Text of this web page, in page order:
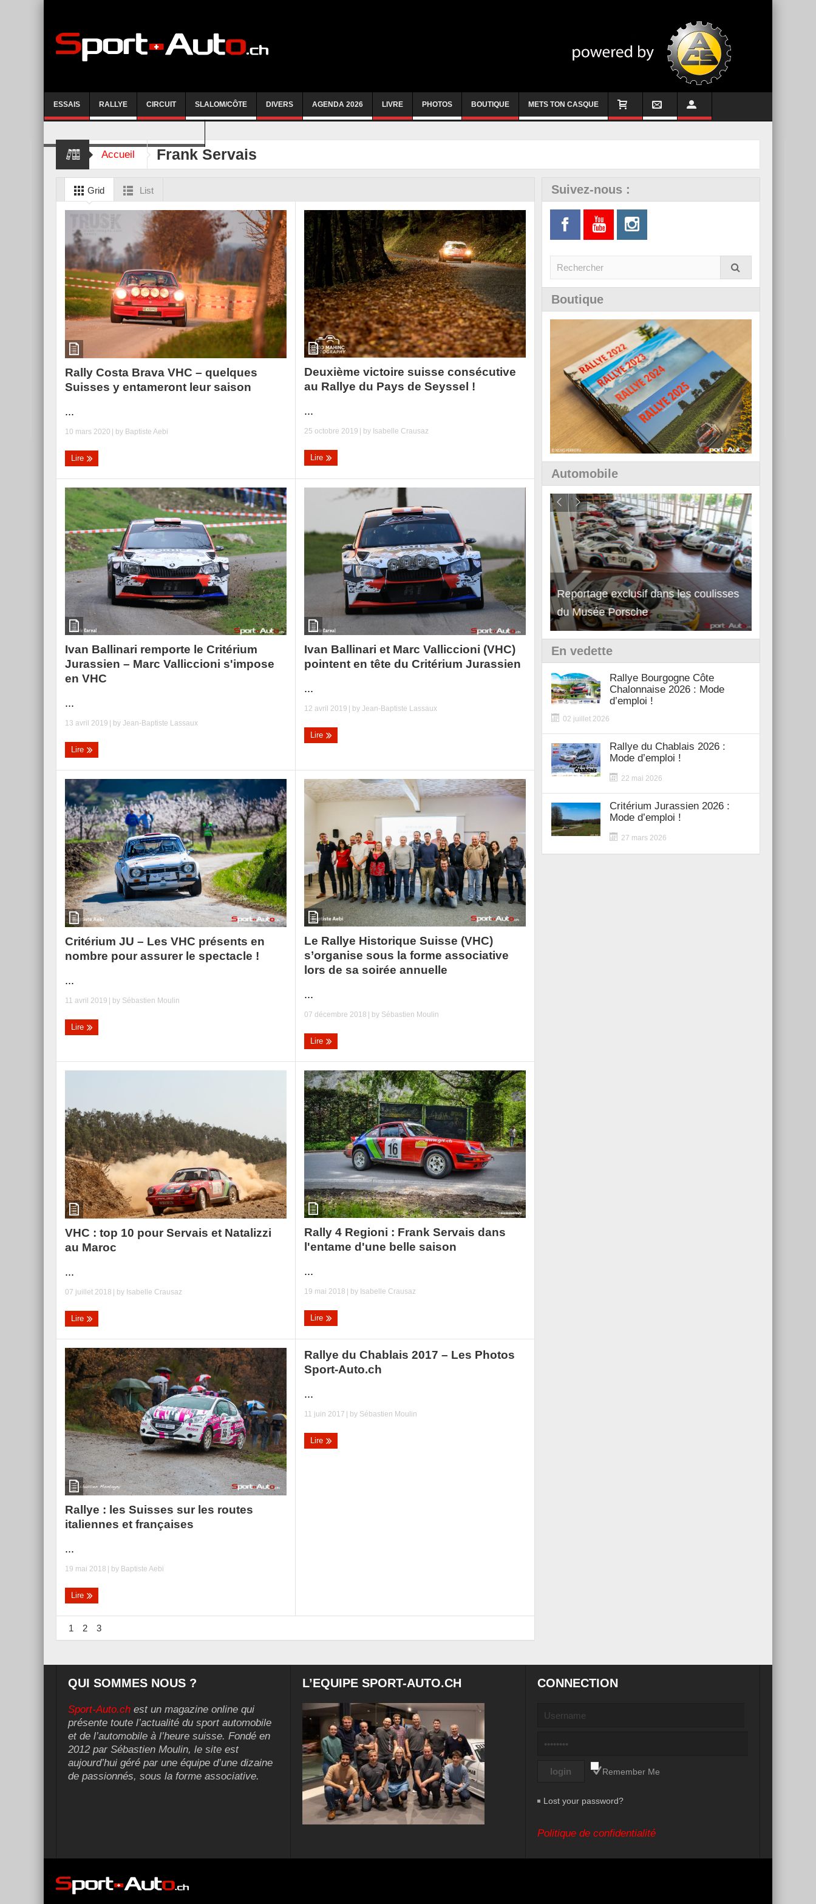
ESSAIS RALLYE CIRCUIT SLALOM/CÔTE DIVERS AGENDA 2026 LIVRE PHOTOS BOUTIQUE METS TON CASQUE
Accueil Frank Servais
Grid List
Rally Costa Brava VHC – quelques
Suisses y entameront leur saison
...
10 mars 2020 | by Baptiste Aebi
Lire
Deuxième victoire suisse consécutive
au Rallye du Pays de Seyssel !
...
25 octobre 2019 | by Isabelle Crausaz
Lire
Ivan Ballinari remporte le Critérium
Jurassien – Marc Valliccioni s'impose
en VHC
...
13 avril 2019 | by Jean-Baptiste Lassaux
Lire
Ivan Ballinari et Marc Valliccioni (VHC)
pointent en tête du Critérium Jurassien
...
12 avril 2019 | byJean-Baptiste Lassaux
Lire
Critérium JU – Les VHC présents en
nombre pour assurer le spectacle !
...
11 avril 2019 | by Sébastien Moulin
Lire
Le Rallye Historique Suisse (VHC)
s’organise sous la forme associative
lors de sa soirée annuelle
...
07 décembre 2018 | by Sébastien Moulin
Lire
VHC : top 10 pour Servais et Natalizzi
au Maroc
...
07 juillet 2018 | by Isabelle Crausaz
Lire
Rally 4 Regioni : Frank Servais dans
l'entame d'une belle saison
...
19 mai 2018 | by Isabelle Crausaz
Lire
Rallye : les Suisses sur les routes
italiennes et françaises
...
19 mai 2018 | by Baptiste Aebi
Lire
Rallye du Chablais 2017 – Les Photos
Sport-Auto.ch
...
11 juin 2017 | by Sébastien Moulin
Lire
1 2 3
Suivez-nous :
Boutique
Automobile
Essai – Morgan Supersport
Reportage exclusif dans les coulisses
du Musée Porsche
Découverte de la nouvelle Ferrari
12Cilindri Manuale
En vedette
Rallye Bourgogne Côte
Chalonnaise 2026 : Mode
d’emploi !
02 juillet 2026
Rallye du Chablais 2026 :
Mode d’emploi !
22 mai 2026
Critérium Jurassien 2026 :
Mode d’emploi !
27 mars 2026
QUI SOMMES NOUS ?
Sport-Auto.ch est un magazine online qui
présente toute l’actualité du sport automobile
et de l’automobile à l’heure suisse. Fondé en
2012 par Sébastien Moulin, le site est
aujourd’hui géré par une équipe d’une dizaine
de passionnés, sous la forme associative.
L’EQUIPE SPORT-AUTO.CH CONNECTION
Remember Me
Lost your password?
Politique de confidentialité